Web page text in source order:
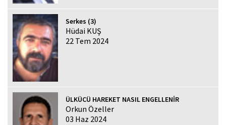
Serkes (3)
Hüdai KUŞ
22 Tem 2024
ÜLKÜCÜ HAREKET NASIL ENGELLENİR
Orkun Özeller
03 Haz 2024